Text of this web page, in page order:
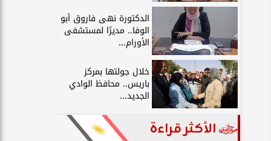
الدكتورة نهى فاروق أبو
الوفا.. مديرًا لمستشفى
الأورام...
خلال جولتها بمركز
باريس.. محافظ الوادي
الجديد...
الأكثر قراءة